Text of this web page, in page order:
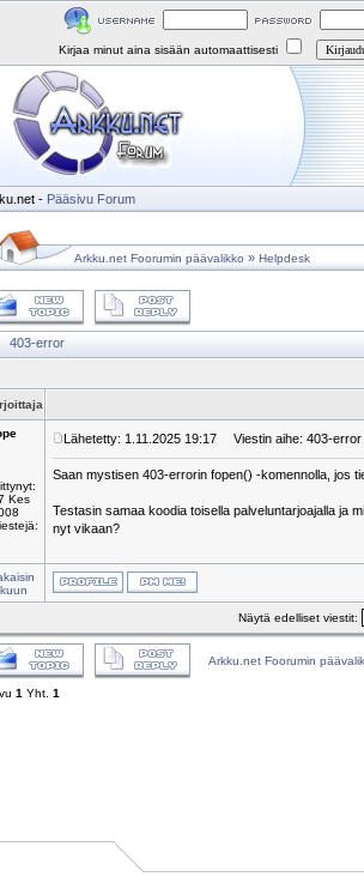
Kirjaa minut aina sisään automaattisesti
- Pääsivu Forum
Arkku.net Foorumin päävalikko » Helpdesk
403-error
Kes
Lähetetty: 1.11.2025 19:17 Viestin aihe: 403-error
Saan mystisen 403-errorin fopen() -komennolla, jos
Testasin samaa koodia toisella palveluntarjoajalla ja
nyt vikaan?
Näytä edelliset viestit:
Arkku.net Foorumin
1 Yht. 1